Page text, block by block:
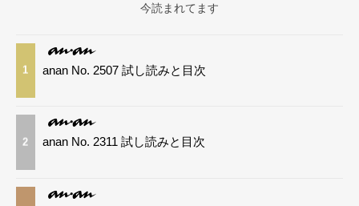
今読まれてます
1 anan No. 2507 試し読みと目次
2 anan No. 2311 試し読みと目次